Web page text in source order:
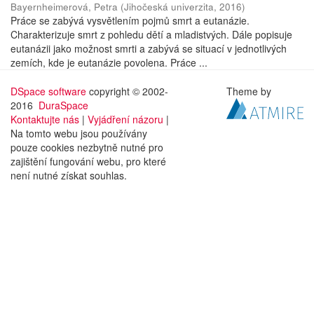
Bayernheimerová, Petra (Jihočeská univerzita, 2016)
Práce se zabývá vysvětlením pojmů smrt a eutanázie.
Charakterizuje smrt z pohledu dětí a mladistvých. Dále popisuje
eutanázii jako možnost smrti a zabývá se situací v jednotlivých
zemích, kde je eutanázie povolena. Práce ...
DSpace software copyright © 2002-
2016 DuraSpace
Kontaktujte nás | Vyjádření názoru |
Na tomto webu jsou používány
pouze cookies nezbytně nutné pro
zajištění fungování webu, pro které
není nutné získat souhlas.
Theme by